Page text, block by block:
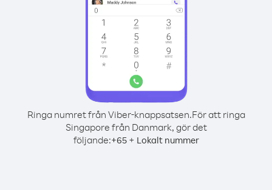
Ringa numret från Viber-knappsatsen.För att ringa
Singapore från Danmark, gör det
följande:+65+ Lokalt nummer